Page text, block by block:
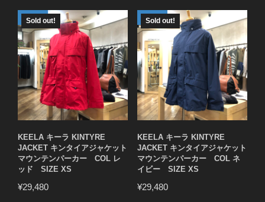
Sold out!
KEELA キーラ KINTYRE
JACKET キンタイアジャケット
マウンテンパーカー COL レ
ッド SIZE XS
¥29,480
Sold out!
KEELA キーラ KINTYRE
JACKET キンタイアジャケット
マウンテンパーカー COL ネ
イビー SIZE XS
¥29,480